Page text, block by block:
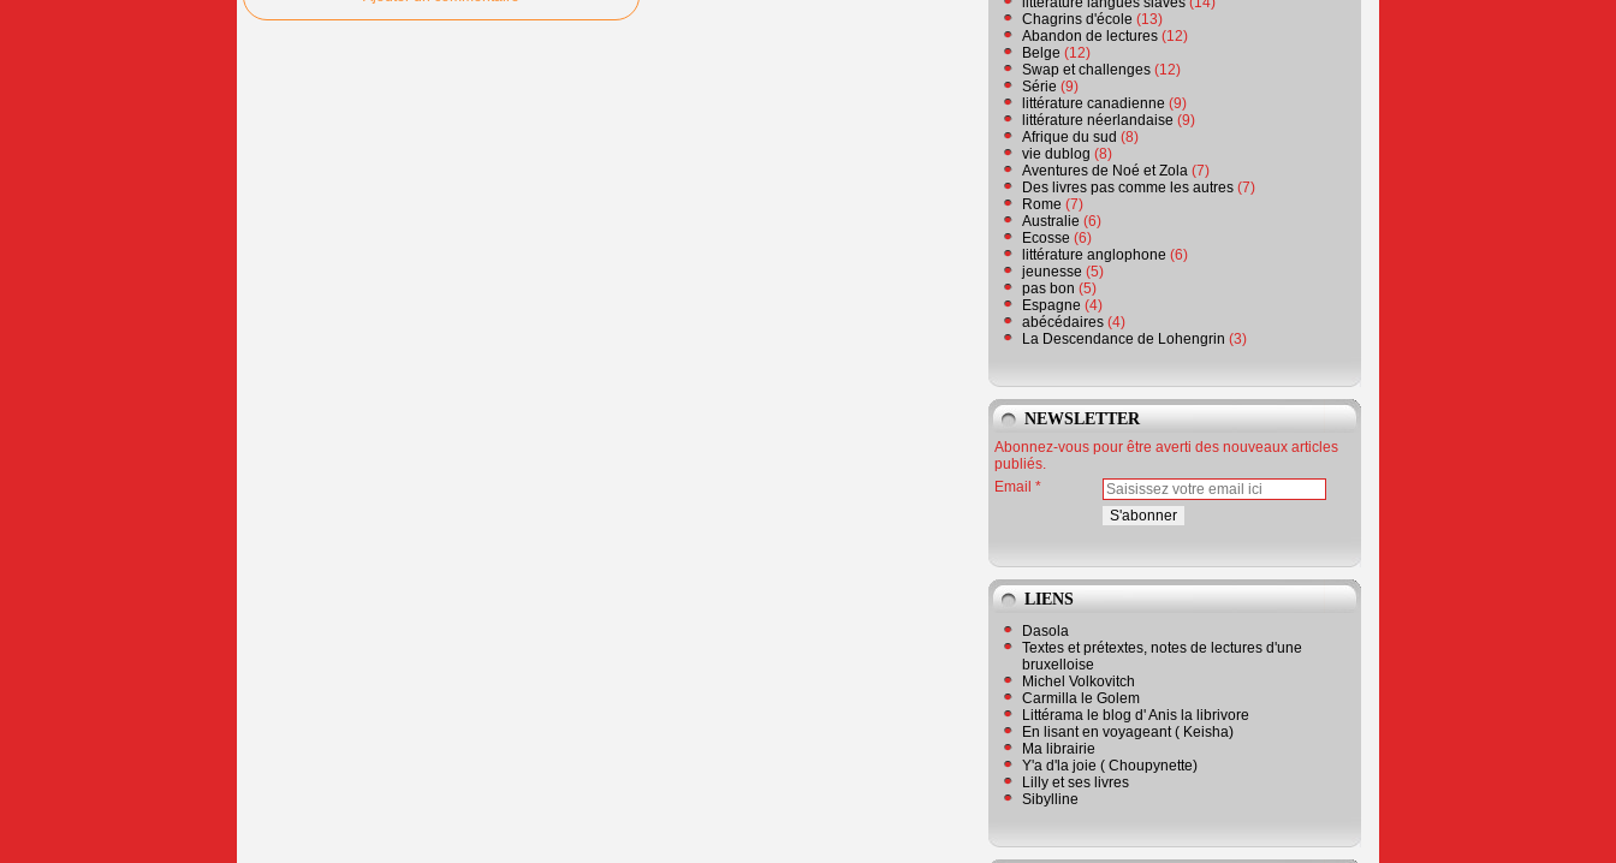
Chagrins d'école (13)
Abandon de lectures (12)
Belge (12)
Swap et challenges (12)
Série (9)
littérature canadienne (9)
littérature néerlandaise (9)
Afrique du sud (8)
vie dublog (8)
Aventures de Noé et Zola (7)
Des livres pas comme les autres (7)
Rome (7)
Australie (6)
Ecosse (6)
littérature anglophone (6)
jeunesse (5)
pas bon (5)
Espagne (4)
abécédaires (4)
La Descendance de Lohengrin (3)
NEWSLETTER
Abonnez-vous pour être averti des nouveaux articles
publiés.
Email
LIENS
Dasola
Textes et prétextes, notes de lectures d'une
bruxelloise
Michel Volkovitch
Carmilla le Golem
Littérama le blog d' Anis la librivore
En lisant en voyageant ( Keisha)
Ma librairie
Y'a d'la joie ( Choupynette)
Lilly et ses livres
Sibylline